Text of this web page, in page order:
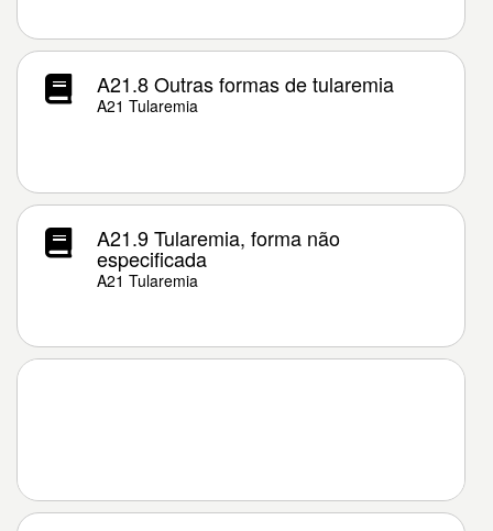
A21.8 Outras formas de tularemia
A21 Tularemia
A21.9 Tularemia, forma não
especificada
A21 Tularemia